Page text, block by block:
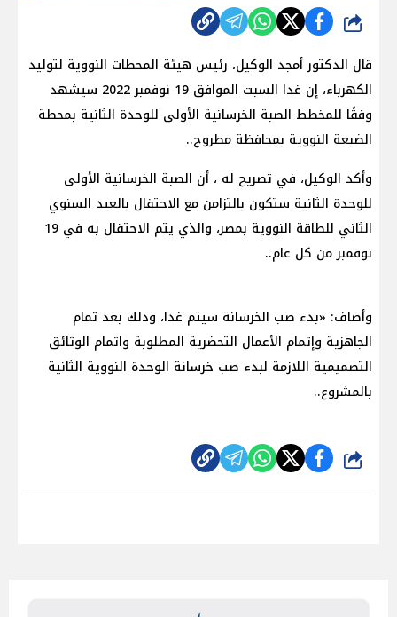
شارك
قال الدكتور أمجد الوكيل، رئيس هيئة المحطات النووية لتوليد
الكهرباء، إن غدا السبت الموافق 19 نوفمبر 2022 سيشهد
وفقًا للمخطط الصبة الخرسانية الأولى للوحدة الثانية بمحطة
الضبعة النووية بمحافظة مطروح..
وأكد الوكيل، في تصريح له ، أن الصبة الخرسانية الأولى
للوحدة الثانية ستكون بالتزامن مع الاحتفال بالعيد السنوي
الثاني للطاقة النووية بمصر، والذي يتم الاحتفال به في 19
نوفمبر من كل عام..
وأضاف: «بدء صب الخرسانة سيتم غدا، وذلك بعد تمام
الجاهزية وإتمام الأعمال التحضرية المطلوبة واتمام الوثائق
التصميمية اللازمة لبدء صب خرسانة الوحدة النووية الثانية
بالمشروع..
شارك